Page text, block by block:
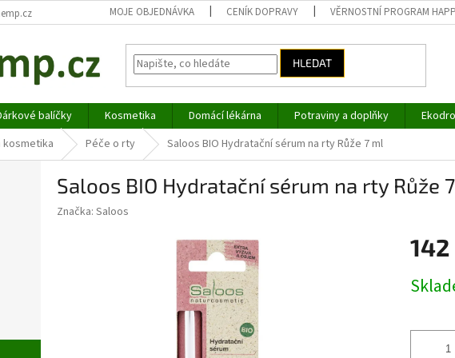
MOJE OBJEDNÁVKA CENÍK DOPRAVY VĚRNOSTNÍ PROGRAM
HLEDAT
balíčky Kosmetika Domácí lékárna Potraviny a doplňky
Péče o rty Saloos BIO Hydratační sérum na rty Růže 7 ml
Saloos BIO Hydratační sérum na rty Růže
Značka: Saloos
142
cena: